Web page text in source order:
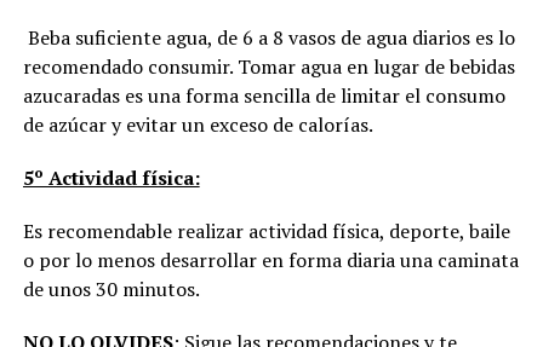
Beba suficiente agua, de 6 a 8 vasos de agua diarios es lo
recomendado consumir. Tomar agua en lugar de bebidas
azucaradas es una forma sencilla de limitar el consumo
de azúcar y evitar un exceso de calorías.
5º Actividad física:
Es recomendable realizar actividad física, deporte, baile
o por lo menos desarrollar en forma diaria una caminata
de unos 30 minutos.